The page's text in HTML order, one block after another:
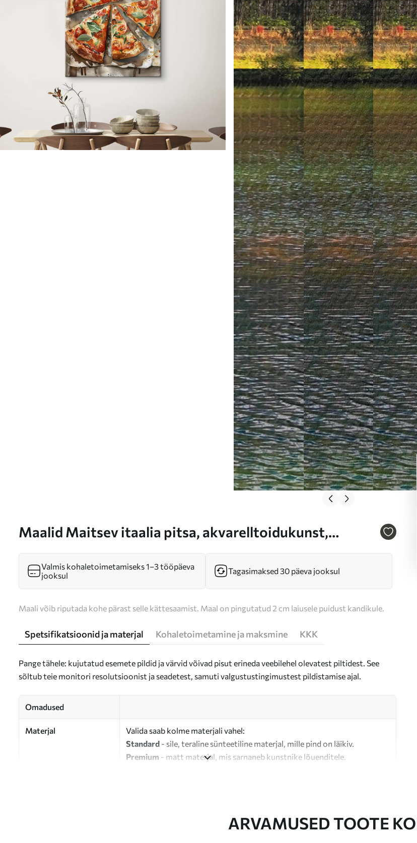
Maalid Maitsev itaalia pitsa, akvarelltoidukunst,
Valmis kohaletoimetamiseks 1–3 tööpäeva
jooksul
Tagasimaksed 30 päeva jooksul
Maali võib riputada kohe pärast selle kättesaamist. Maal on pingutatud 2 cm laiusele puidust kandikule.
Spetsifikatsioonid ja materjal Kohaletoimetamine ja maksmine KKK
Pange tähele: kujutatud esemete pildid ja värvid võivad pisut erineda veebilehel olevatest piltidest. See
sõltub teie monitori resolutsioonist ja seadetest, samuti valgustustingimustest pildistamise ajal.
Omadused
Materjal
Valida saab kolme materjali vahel:
Standard - sile, teraline sünteetiline materjal, mille pind on läikiv.
Premium - matt materjal, mis sarnaneb kunstnike lõuenditele.
ARVAMUSED TOOTE